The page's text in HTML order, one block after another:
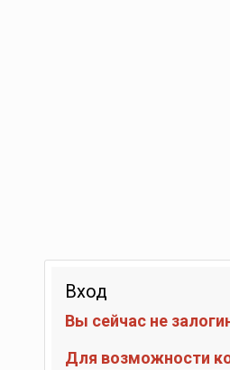
Вход
Вы сейчас не
Для возможности